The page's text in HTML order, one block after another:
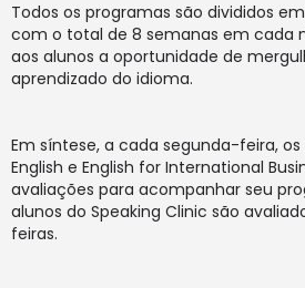
Todos os programas são divididos
com o total de 8 semanas em cada
aos alunos a oportunidade de
aprendizado do idioma.
Em síntese, a cada segunda-feira, os
English e English for International
avaliações para acompanhar seu
alunos do Speaking Clinic são
feiras.